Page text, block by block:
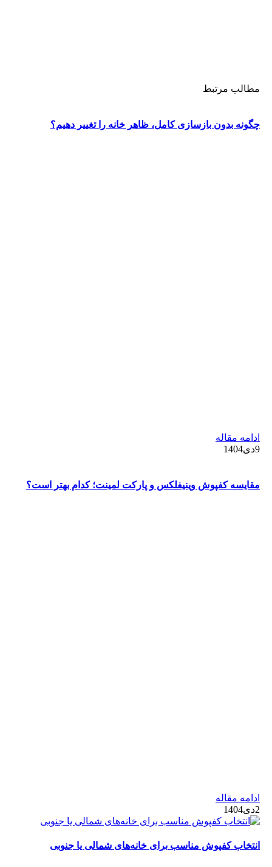
مطالب مرتبط
چگونه بدون بازسازی کامل، ظاهر خانه را تغییر دهیم؟
ادامه مقاله
9دی1404
مقایسه کفپوش وینیفلکس و پارکت لمینت؛ کدام بهتر است؟
ادامه مقاله
2دی1404
انتخاب کفپوش مناسب برای خانه‌های شمالی یا جنوبی